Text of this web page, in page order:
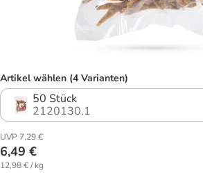
Artikel wählen (4 Varianten)
50 Stück
2120130.1
UVP 7,29 €
6,49 €
12,98 € / kg